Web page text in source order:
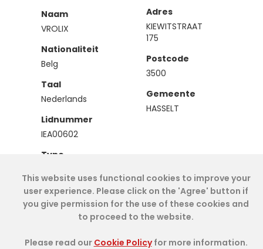
Naam
VROLIX
Nationaliteit
Belg
Taal
Nederlands
Lidnummer
IEA00602
Type
Adres
KIEWITSTRAAT
175
Postcode
3500
Gemeente
HASSELT
Cookie Policy- IAE-IEA2026-My Dashboard
This website uses functional cookies to improve your
user experience. Please click on the 'Agree' button if
you give permission for the use of these cookies and
to proceed to the website.
Please read our Cookie Policyfor more information.